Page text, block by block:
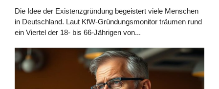
Die Idee der Existenzgründung begeistert viele Menschen
in Deutschland. Laut KfW-Gründungsmonitor träumen rund
ein Viertel der 18- bis 66-Jährigen von...